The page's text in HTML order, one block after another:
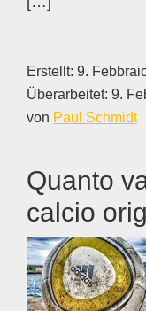
Erstellt: 9.
Überarbeitet: 9.
von Paul Schmidt
Quanto
calcio